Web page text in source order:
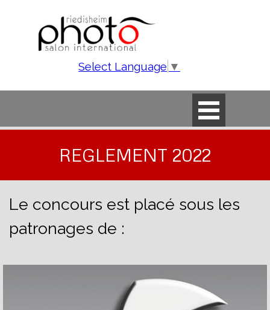
Sauter le menu
Select Language ▼
REGLEMENT 2022
Le concours est placé sous les
patronages de :